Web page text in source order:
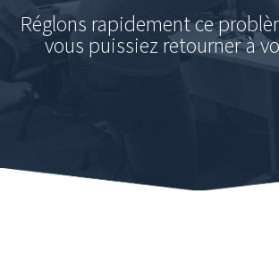
Réglons rapidement ce
vous puissiez retourner à